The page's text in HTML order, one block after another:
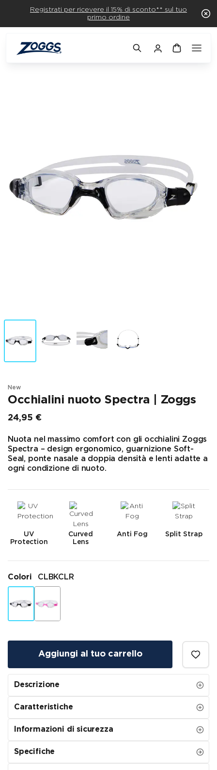
Registrati per ricevere il 15% di sconto** sul tuo
primo ordine
New
Occhialini nuoto Spectra | Zoggs
24,95 €
Prezzo finale
Nuota nel massimo comfort con gli occhialini Zoggs
Spectra – design ergonomico, guarnizione Soft-
Seal, ponte nasale a doppia densità e lenti adatte a
ogni condizione di nuoto.
UV
Protection
Curved
Lens
Anti Fog Split Strap
Colori CLBKCLR
Aggiungi al tuo carrello
Descrizione
Caratteristiche
Informazioni di sicurezza
Specifiche